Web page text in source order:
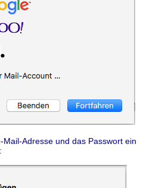
Adresse und das Passwort ein